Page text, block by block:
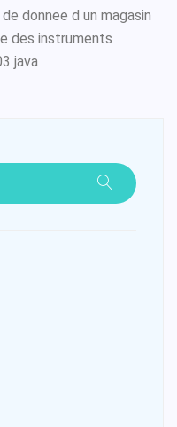
donnee d un magasin
des instruments
java